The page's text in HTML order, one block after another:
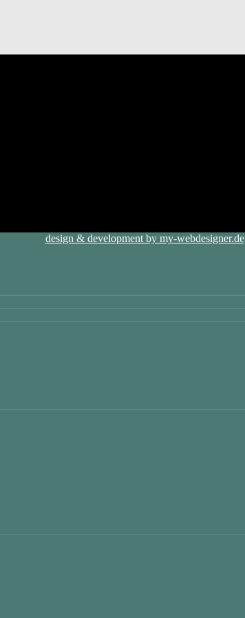
design & development by my-webdesigner.de